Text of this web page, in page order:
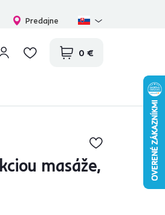
Predajne
0 €
masáže,